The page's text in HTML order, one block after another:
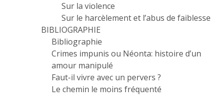
Sur la violence
Sur le harcèlement et l’abus de faiblesse
BIBLIOGRAPHIE
Bibliographie
Crimes impunis ou Néonta: histoire d’un
amour manipulé
Faut-il vivre avec un pervers ?
Le chemin le moins fréquenté